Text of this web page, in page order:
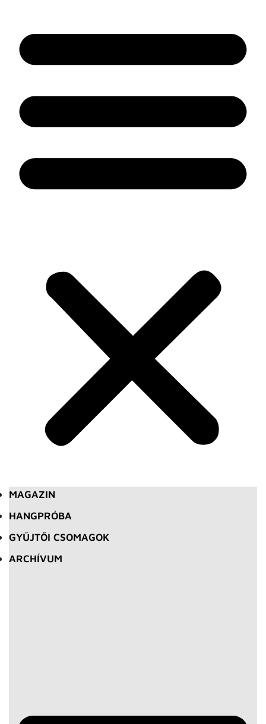
MAGAZIN
HANGPRÓBA
GYŰJTŐI CSOMAGOK
ARCHÍVUM